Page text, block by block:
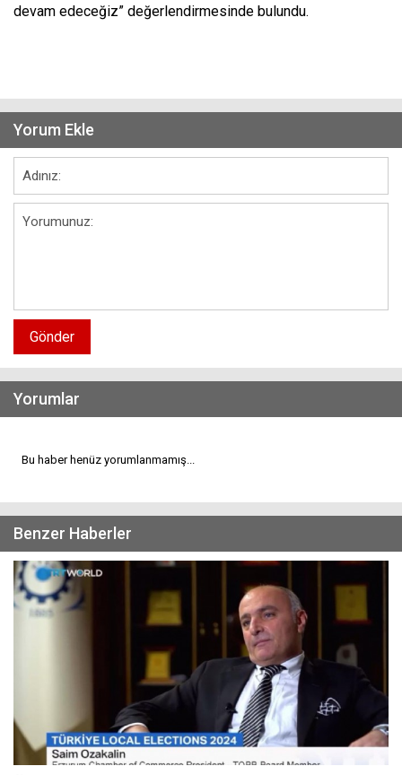
devam edeceğiz” değerlendirmesinde bulundu.
Yorum Ekle
Gönder
Yorumlar
Bu haber henüz yorumlanmamış...
Benzer Haberler